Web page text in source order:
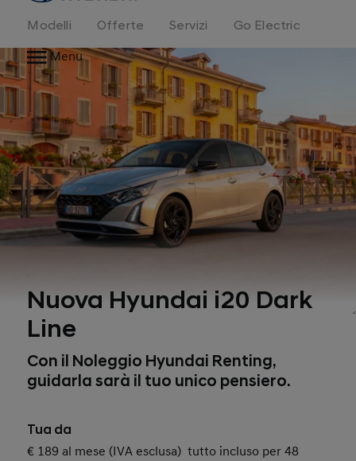
Modelli Offerte Servizi
Go Electric
Menu
Nuova Hyundai i20 Dark
Line
Con il Noleggio Hyundai Renting,
guidarla sarà il tuo unico pensiero.
Tua da
€ 189 al mese (IVA esclusa) tutto incluso per 48